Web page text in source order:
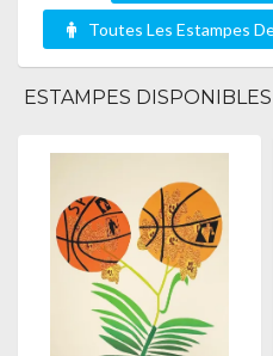
Toutes Les Estampes
ESTAMPES